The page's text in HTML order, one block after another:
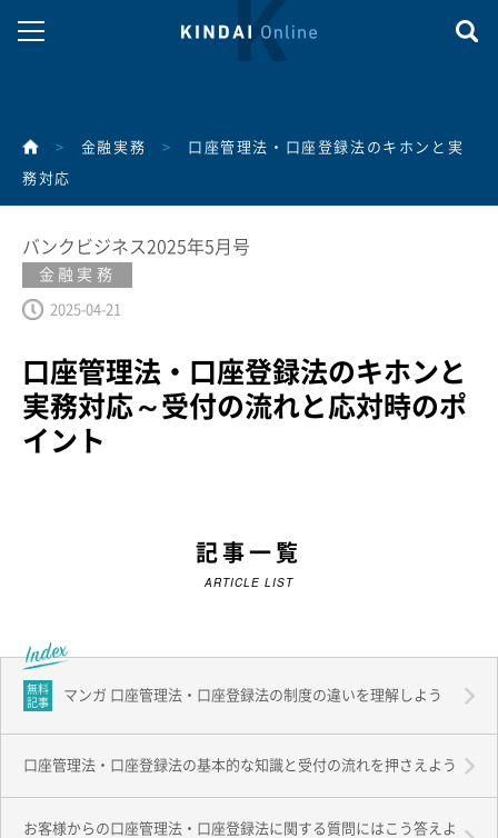
> 金融実務 > 口座管理法・口座登録法のキホンと実
務対応
バンクビジネス2025年5月号
金融実務
2025-04-21
口座管理法・口座登録法のキホンと
実務対応～受付の流れと応対時のポ
イント
記事一覧
ARTICLE LIST
無料
記事
マンガ 口座管理法・口座登録法の制度の違いを理解しよう
口座管理法・口座登録法の基本的な知識と受付の流れを押さえよう
お客様からの口座管理法・口座登録法に関する質問にはこう答えよ